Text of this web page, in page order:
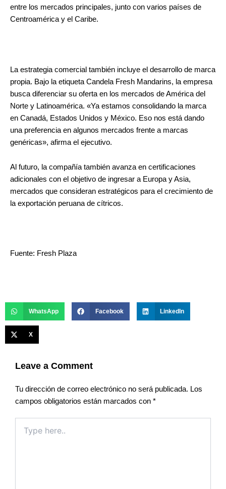
entre los mercados principales, junto con varios países de
Centroamérica y el Caribe.
La estrategia comercial también incluye el desarrollo de marca
propia. Bajo la etiqueta Candela Fresh Mandarins, la empresa
busca diferenciar su oferta en los mercados de América del
Norte y Latinoamérica. «Ya estamos consolidando la marca
en Canadá, Estados Unidos y México. Eso nos está dando
una preferencia en algunos mercados frente a marcas
genéricas», afirma el ejecutivo.
Al futuro, la compañía también avanza en certificaciones
adicionales con el objetivo de ingresar a Europa y Asia,
mercados que consideran estratégicos para el crecimiento de
la exportación peruana de cítricos.
Fuente: Fresh Plaza
WhatsApp Facebook LinkedIn
X
Leave a Comment
Tu dirección de correo electrónico no será publicada. Los
campos obligatorios están marcados con *
here..